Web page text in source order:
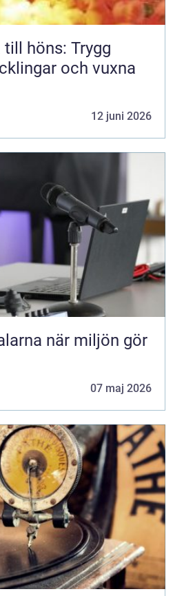
höns: Trygg
och vuxna
12 juni 2026
gör
07 maj 2026